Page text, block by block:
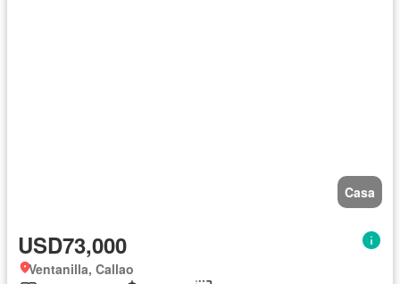
Casa
USD73,000
Ventanilla, Callao